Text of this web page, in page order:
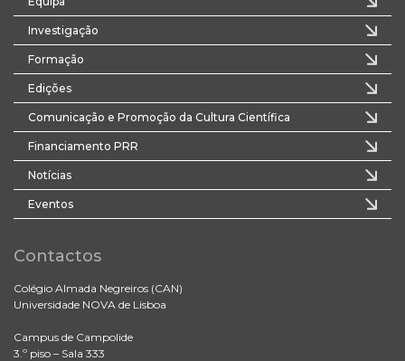
Investigação
Formação
Edições
Comunicação e Promoção da Cultura Científica
Financiamento PRR
Notícias
Eventos
Contactos
Colégio Almada Negreiros (CAN)
Universidade NOVA de Lisboa
Campus de Campolide
3.º piso – Sala 333